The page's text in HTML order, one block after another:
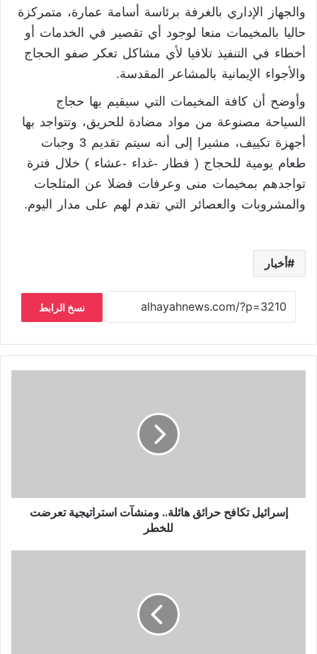
والجهاز الإداري بالغرفة برئاسة أسامة عمارة، متمركزة
حاليا بالمخيمات منعا لوجود أي تقصير في الخدمات أو
أخطاء في التنفيذ تلافيا لأي مشاكل تعكر صفو الحجاج
والأجواء الإيمانية بالمشاعر المقدسة.
وأوضح أن كافة المخيمات التي سيقيم بها حجاج
السياحة مصنوعة من مواد مضادة للحريق، وتتواجد بها
أجهزة تكييف، مشيرا إلى أنه سيتم تقديم 3 وجبات
طعام يومية للحجاج ( فطار -غداء -عشاء ) خلال فترة
تواجدهم بمخيمات منى وعرفات فضلا عن المثلجات
والمشروبات والعصائر التي تقدم لهم على مدار اليوم.
أخبار
نسخ الرابط
إسرائيل تكافح حرائق هائلة.. ومنشآت استراتيجية تعرضت
للخطر